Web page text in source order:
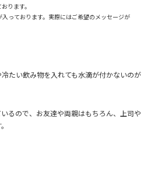
ります。
っております。実際にはご希望のメッセージが
たい飲み物を入れても水滴が付かないのが
るので、お友達や両親はもちろん、上司や